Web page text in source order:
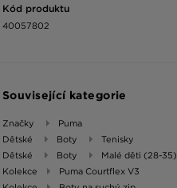
Kód produktu
40057802
Související kategorie
Značky
Puma
Dětské
Boty
Tenisky
Dětské
Boty
Malé děti (28-35)
Kolekce
Puma Courtflex V3